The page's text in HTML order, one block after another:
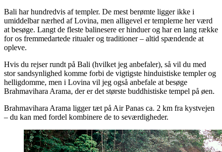
Bali har hundredvis af templer. De mest berømte ligger ikke i
umiddelbar nærhed af Lovina, men alligevel er templerne her værd
at besøge. Langt de fleste balinesere er hinduer og har en lang række
for os fremmedartede ritualer og traditioner – altid spændende at
opleve.
Hvis du rejser rundt på Bali (hvilket jeg anbefaler), så vil du med
stor sandsynlighed komme forbi de vigtigste hinduistiske templer og
helligdomme, men i Lovina vil jeg også anbefale at besøge
Brahmavihara Arama, der er det største buddhistiske tempel på øen.
Brahmavihara Arama ligger tæt på Air Panas ca. 2 km fra kystvejen
– du kan med fordel kombinere de to seværdigheder.